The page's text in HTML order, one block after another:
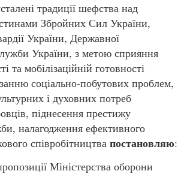
традиції шефства над
Збройних Сил України,
України, Державної
України, з метою сприяння
та мобілізаційній готовності
соціально-побутових проблем,
і духовних потреб
піднесення престижу
налагодження ефективного
співробітництва постановляю:
Міністерства оборони